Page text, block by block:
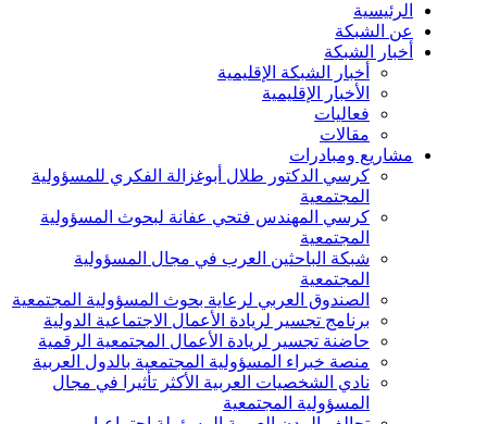
الرئيسية
عن الشبكة
أخبار الشبكة
أخبار الشبكة الإقليمية
الأخبار الإقليمية
فعاليات
مقالات
مشاريع ومبادرات
كرسي الدكتور طلال أبوغزالة الفكري للمسؤولية
المجتمعية
كرسي المهندس فتحي عفانة لبحوث المسؤولية
المجتمعية
شبكة الباحثين العرب في مجال المسؤولية
المجتمعية
الصندوق العربي لرعاية بحوث المسؤولية المجتمعية
برنامج تجسير لريادة الأعمال الاجتماعية الدولية
حاضنة تجسير لريادة الأعمال المجتمعية الرقمية
منصة خبراء المسؤولية المجتمعية بالدول العربية
نادي الشخصيات العربية الأكثر تأثيرا في مجال
المسؤولية المجتمعية